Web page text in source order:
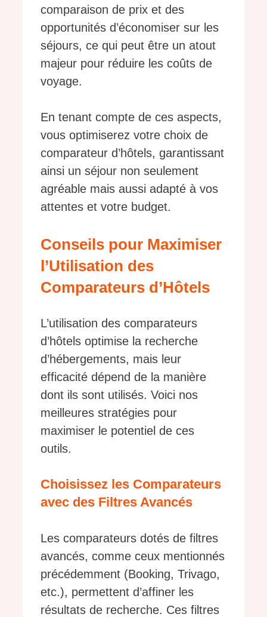
comparaison de prix et des
opportunités d’économiser sur les
séjours, ce qui peut être un atout
majeur pour réduire les coûts de
voyage.
En tenant compte de ces aspects,
vous optimiserez votre choix de
comparateur d’hôtels, garantissant
ainsi un séjour non seulement
agréable mais aussi adapté à vos
attentes et votre budget.
Conseils pour Maximiser
l’Utilisation des
Comparateurs d’Hôtels
L’utilisation des comparateurs
d’hôtels optimise la recherche
d’hébergements, mais leur
efficacité dépend de la manière
dont ils sont utilisés. Voici nos
meilleures stratégies pour
maximiser le potentiel de ces
outils.
Choisissez les Comparateurs
avec des Filtres Avancés
Les comparateurs dotés de filtres
avancés, comme ceux mentionnés
précédemment (Booking, Trivago,
etc.), permettent d’affiner les
résultats de recherche. Ces filtres